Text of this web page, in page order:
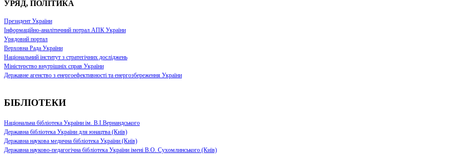
УРЯД, ПОЛІТИКА
Президент України
Інформаційно-аналітичний потрал АПК України
Урядовий портал
Верховна Рада України
Національний інститут з стратегічних досліджень
Міністерство внутрішніх справ України
Державне агенство з енергоефективності та енергозбереження України
БІБЛІОТЕКИ
Національна бібліотека України ім. В.І.Вернандського
Державна бібліотека України для юнацтва (Київ)
Державна наукова медична бібліотека України (Київ)
Державна науково-педагогічна бібліотека України імені В.О. Сухомлинського (Київ)